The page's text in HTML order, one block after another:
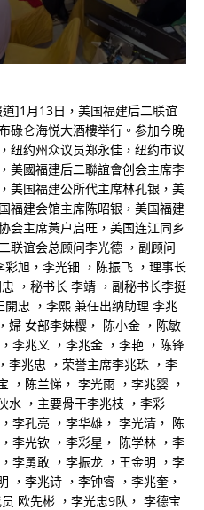
]1月13日，美国福建后二联谊
碌仑海悦大酒樓举行。参加今晚
纽约州众议员郑永佳，纽约市议
美國福建后二聯誼會创会主席李
美国福建公所代主席林孔银，美
福建会馆主席陈昭银，美国福建
会主席黃户启旺，美国连江同乡
联谊会总顾问李光德 ，副顾问
旭，李光钿 ，陈振飞 ，理事长
，秘书长 李靖 ，副秘书长李挺
開忠 ，李熙 兼任出纳助理 李兆
婦 女部李妹樱， 陈小金 ，陈敏
李兆义 ，李兆金 ，李艳 ，陈锋
李兆忠 ，荣誉主席李兆珠 ，李
，陈兰悌， 李光雨 ，李兆婴 ，
水 ，主要骨干李兆枝 ，李彩
李孔亮 ，李华雄， 李光清， 陈
李光钦 ，李彩星， 陈学林 ，李
李勇敢 ，李振龙 ，王金明 ，李
，李兆诗 ，李钟睿 ，李兆奎，
欧先彬 ，李光忠9队， 李德宝